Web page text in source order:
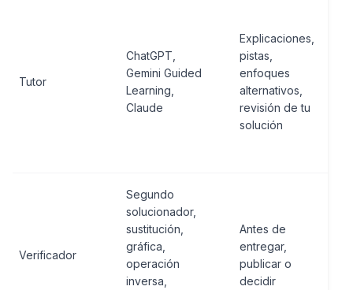
Tutor
ChatGPT,
Gemini Guided
Learning,
Claude
Explicaciones,
pistas,
enfoques
alternativos,
revisión de tu
solución
Verificador
Segundo
solucionador,
sustitución,
gráfica,
operación
inversa,
Antes de
entregar,
publicar o
decidir